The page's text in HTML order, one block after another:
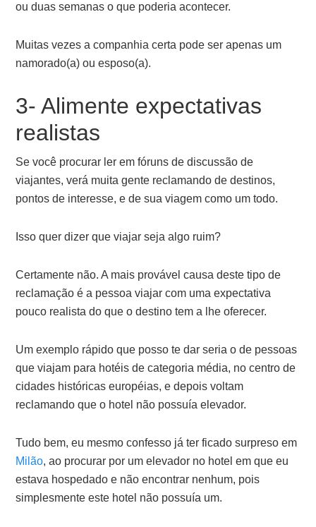
ou duas semanas o que poderia acontecer.
Muitas vezes a companhia certa pode ser apenas um
namorado(a) ou esposo(a).
3- Alimente expectativas
realistas
Se você procurar ler em fóruns de discussão de
viajantes, verá muita gente reclamando de destinos,
pontos de interesse, e de sua viagem como um todo.
Isso quer dizer que viajar seja algo ruim?
Certamente não. A mais provável causa deste tipo de
reclamação é a pessoa viajar com uma expectativa
pouco realista do que o destino tem a lhe oferecer.
Um exemplo rápido que posso te dar seria o de pessoas
que viajam para hotéis de categoria média, no centro de
cidades históricas européias, e depois voltam
reclamando que o hotel não possuía elevador.
Tudo bem, eu mesmo confesso já ter ficado surpreso em
Milão, ao procurar por um elevador no hotel em que eu
estava hospedado e não encontrar nenhum, pois
simplesmente este hotel não possuía um.